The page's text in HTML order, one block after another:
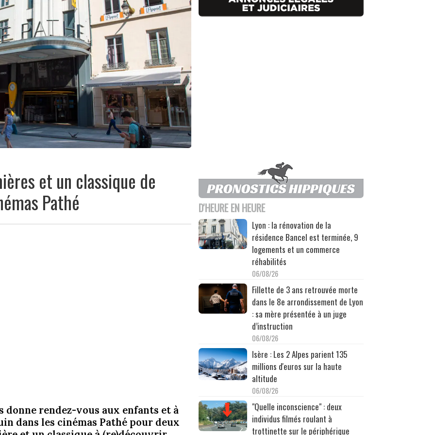
et un classique de
Pathé
donne rendez-vous aux enfants et à
dans les cinémas Pathé pour deux
D'HEURE EN HEURE
Lyon : la rénovation de la
résidence Bancel est terminée, 9
logements et un commerce
réhabilités
06/08/26
Fillette de 3 ans retrouvée morte
dans le 8e arrondissement de Lyon
: sa mère présentée à un juge
d’instruction
06/08/26
Isère : Les 2 Alpes parient 135
millions d'euros sur la haute
altitude
06/08/26
"Quelle inconscience" : deux
individus filmés roulant à
trottinette sur le périphérique